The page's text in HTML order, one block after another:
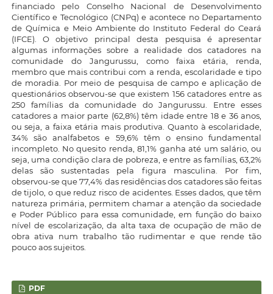
financiado pelo Conselho Nacional de Desenvolvimento
Científico e Tecnológico (CNPq) e acontece no Departamento
de Química e Meio Ambiente do Instituto Federal do Ceará
(IFCE). O objetivo principal desta pesquisa é apresentar
algumas informações sobre a realidade dos catadores na
comunidade do Jangurussu, como faixa etária, renda,
membro que mais contribui com a renda, escolaridade e tipo
de moradia. Por meio de pesquisa de campo e aplicação de
questionários observou-se que existem 156 catadores entre as
250 famílias da comunidade do Jangurussu. Entre esses
catadores a maior parte (62,8%) têm idade entre 18 e 36 anos,
ou seja, a faixa etária mais produtiva. Quanto à escolaridade,
34% são analfabetos e 59,6% têm o ensino fundamental
incompleto. No quesito renda, 81,1% ganha até um salário, ou
seja, uma condição clara de pobreza, e entre as famílias, 63,2%
delas são sustentadas pela figura masculina. Por fim,
observou-se que 77,4% das residências dos catadores são feitas
de tijolo, o que reduz risco de acidentes. Esses dados, que têm
natureza primária, permitem chamar a atenção da sociedade
e Poder Público para essa comunidade, em função do baixo
nível de escolarização, da alta taxa de ocupação de mão de
obra ativa num trabalho tão rudimentar e que rende tão
pouco aos sujeitos.
PDF